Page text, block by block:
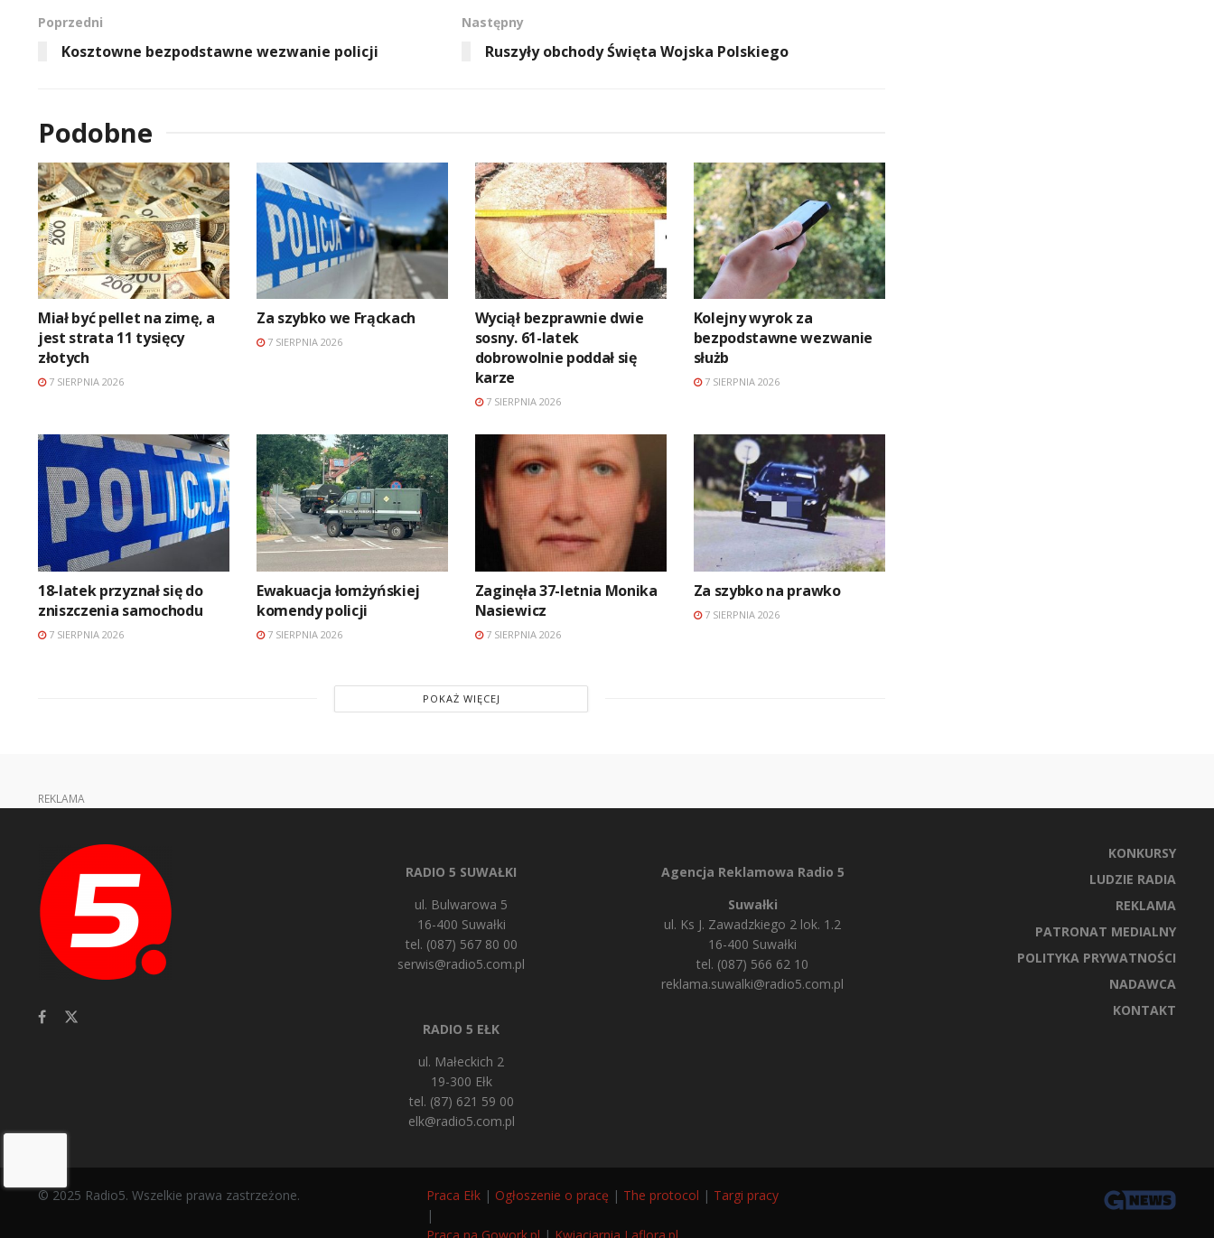
Poprzedni
Kosztowne bezpodstawne wezwanie policji
Następny
Ruszyły obchody Święta Wojska Polskiego
Podobne
Miał być pellet na zimę, a
jest strata 11 tysięcy
złotych
7 SIERPNIA 2026
Za szybko we Frąckach
7 SIERPNIA 2026
Wyciął bezprawnie dwie
sosny. 61-latek
dobrowolnie poddał się
karze
7 SIERPNIA 2026
Kolejny wyrok za
bezpodstawne wezwanie
służb
7 SIERPNIA 2026
18-latek przyznał się do
zniszczenia samochodu
7 SIERPNIA 2026
Ewakuacja łomżyńskiej
komendy policji
7 SIERPNIA 2026
Zaginęła 37-letnia Monika
Nasiewicz
7 SIERPNIA 2026
Za szybko na prawko
7 SIERPNIA 2026
POKAŻ WIĘCEJ
REKLAMA
RADIO 5 SUWAŁKI
ul. Bulwarowa 5
16-400 Suwałki
tel. (087) 567 80 00
serwis@radio5.com.pl
RADIO 5 EŁK
ul. Małeckich 2
19-300 Ełk
tel. (87) 621 59 00
elk@radio5.com.pl
Agencja Reklamowa Radio 5
Suwałki
ul. Ks J. Zawadzkiego 2 lok. 1.2
16-400 Suwałki
tel. (087) 566 62 10
reklama.suwalki@radio5.com.pl
KONKURSY
LUDZIE RADIA
REKLAMA
PATRONAT MEDIALNY
POLITYKA PRYWATNOŚCI
NADAWCA
KONTAKT
© 2025 Radio5. Wszelkie prawa zastrzeżone. Praca Ełk | Ogłoszenie o pracę | The protocol | Targi pracy
|
Praca na Gowork.pl | Kwiaciarnia Laflora.pl